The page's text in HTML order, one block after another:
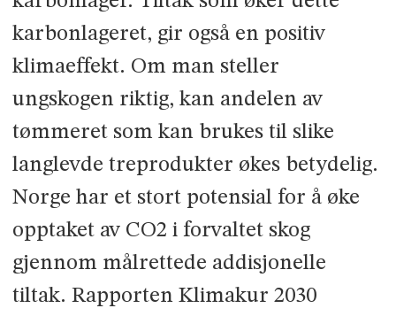
karbonlageret, gir også en positiv
klimaeffekt. Om man steller
ungskogen riktig, kan andelen av
tømmeret som kan brukes til slike
langlevde treprodukter økes betydelig.
Norge har et stort potensial for å øke
opptaket av CO2 i forvaltet skog
gjennom målrettede addisjonelle
tiltak. Rapporten Klimakur 2030